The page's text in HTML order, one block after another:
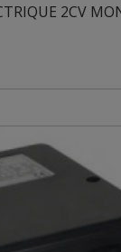
2CV